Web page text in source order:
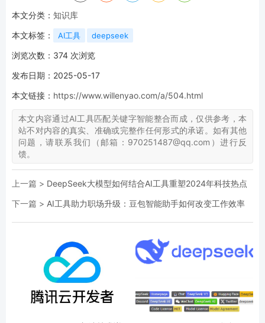
本文分类： 知识库
本文标签：
AI工具 deepseek
浏览次数： 374 次浏览
发布日期：2025-05-17
本文链接： https://www.willenyao.com/a/504.html
本文内容通过AI工具匹配关键字智能整合而成，仅供参考，本
站不对内容的真实、准确或完整作任何形式的承诺。如有其他
问题，请联系我们（邮箱：970251487@qq.com）进行反
馈。
上一篇 > DeepSeek大模型如何结合AI工具重塑2024年科技热点
下一篇 > AI工具助力职场升级：豆包智能助手如何改变工作效率